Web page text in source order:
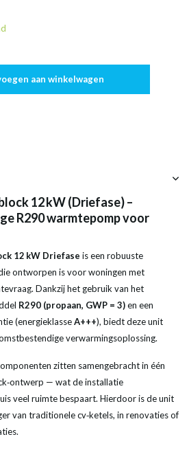
aan winkelwagen
12 kW (Driefase) –
R290 warmtepomp voor
12 kW Driefase is een robuuste
ontworpen is voor woningen met
Dankzij het gebruik van het
R290 (propaan, GWP = 3)en een
(energieklasseA+++), biedt deze unit
verwarmingsoplossing.
zitten samengebracht in één
— wat de installatie
veel ruimte bespaart. Hierdoor is de unit
van traditionele cv‑ketels, in renovaties of